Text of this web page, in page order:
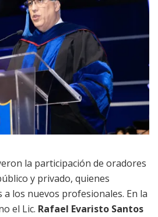
la participación de oradores
y privado, quienes
los nuevos profesionales. En la
el Lic. Rafael Evaristo Santos